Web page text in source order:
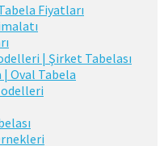
Fiyatları
| Şirket Tabelası
| Oval Tabela